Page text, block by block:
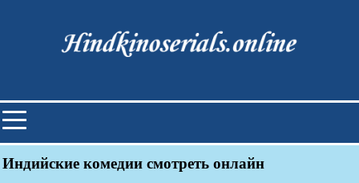
Индийские фильмы смотреть
онлайн
Индийские комедии смотреть онлайн